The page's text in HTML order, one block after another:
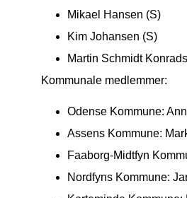
Mikael Hansen (S)
Kim Johansen (S)
Martin Schmidt
Kommunale medlemmer:
Odense Kommune:
Assens Kommune:
Faaborg-Midtfyn
Nordfyns Kommune: